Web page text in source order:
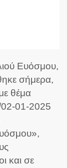
Ευόσμου,
σήμερα,
θέμα
02-01-2025
και σε